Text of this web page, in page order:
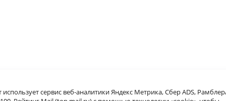
использует сервис веб-аналитики Яндекс Метрика, Сбер ADS,